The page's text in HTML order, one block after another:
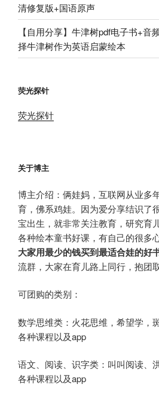
清修复版+国语原声
【自用分享】牛津树pdf电子书+音
择牛津树作为英语启蒙绘本
荧光探针
荧光探针
关于博主
博主介绍：俩娃妈，互联网从业多
育，佛系鸡娃。因为爱分享结识了
宝出生，就非常关注教育，研究育
各种绘本童书好课，有自己的很多
大家用最少的钱买到最适合娃的好
流群，大家在育儿路上同行，抱团取
可团购的类别：
数学思维类：火花思维，希望学，
各种课程以及app
语文、阅读、识字类：叫叫阅读、
各种课程以及app